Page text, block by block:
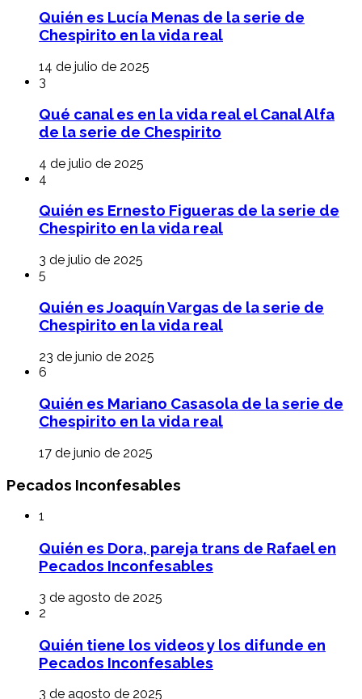
Quién es Lucía Menas de la serie de
Chespirito en la vida real
14 de julio de 2025
3
Qué canal es en la vida real el Canal Alfa
de la serie de Chespirito
4 de julio de 2025
4
Quién es Ernesto Figueras de la serie de
Chespirito en la vida real
3 de julio de 2025
5
Quién es Joaquín Vargas de la serie de
Chespirito en la vida real
23 de junio de 2025
6
Quién es Mariano Casasola de la serie de
Chespirito en la vida real
17 de junio de 2025
Pecados Inconfesables
1
Quién es Dora, pareja trans de Rafael en
Pecados Inconfesables
3 de agosto de 2025
2
Quién tiene los videos y los difunde en
Pecados Inconfesables
3 de agosto de 2025